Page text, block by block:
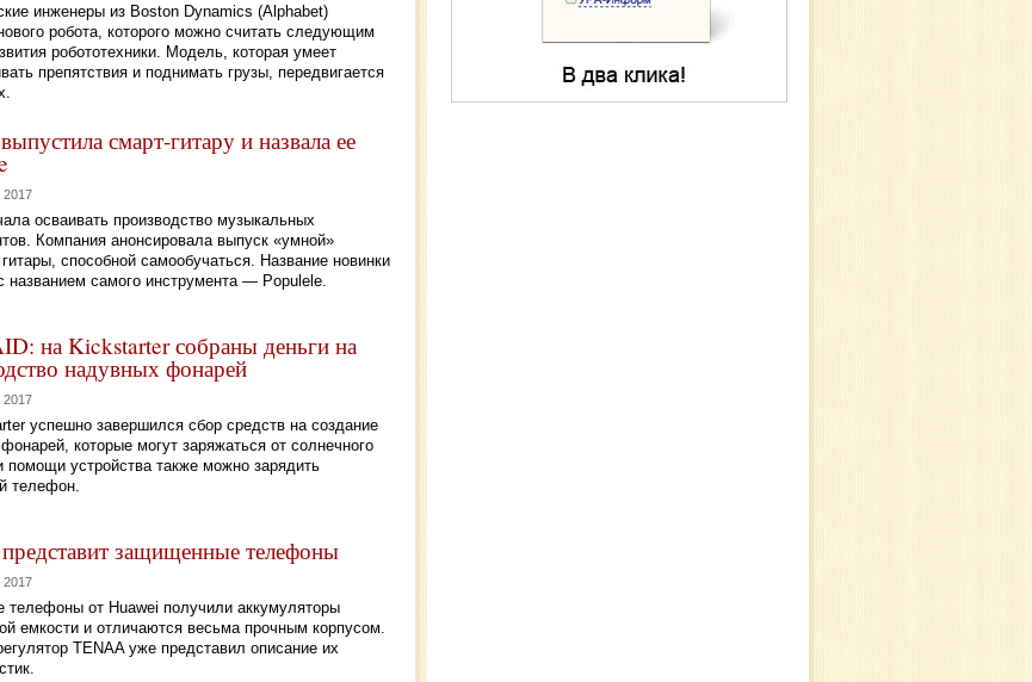
инженеры из Boston Dynamics (Alphabet)
робота, которого можно считать следующим
робототехники. Модель, которая умеет
препятствия и поднимать грузы, передвигается
смарт-гитару и назвала ее
2017
осваивать производство музыкальных
Компания анонсировала выпуск «умной»
гитары, способной самообучаться. Название новинки
названием самого инструмента — Populele.
на Kickstarter собраны деньги на
надувных фонарей
2017
успешно завершился сбор средств на создание
которые могут заряжаться от солнечного
помощи устройства также можно зарядить
телефон.
защищенные телефоны
2017
телефоны от Huawei получили аккумуляторы
емкости и отличаются весьма прочным корпусом.
TENAA уже представил описание их